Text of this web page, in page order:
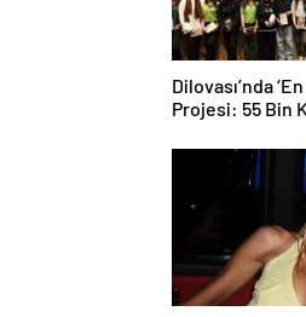
Dilovası’nda
Projesi: 55 Bin